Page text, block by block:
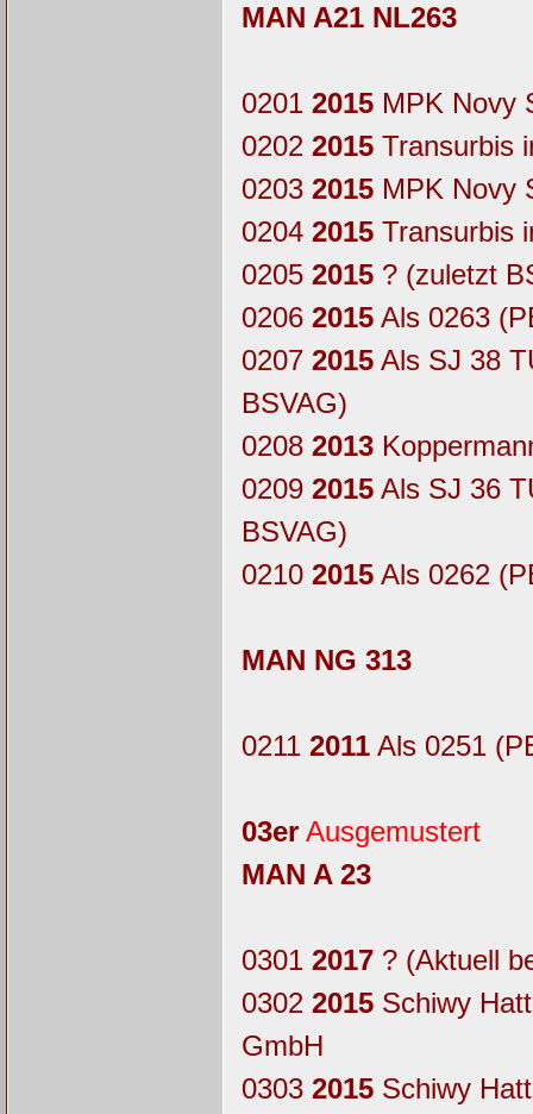
MAN A21 NL263
0201 2015MPK Novy
0202 2015Transurbis
0203 2015MPK Novy
0204 2015Transurbis
0205 2015? (zuletzt
0206 2015Als 0263
0207 2015Als SJ 38
BSVAG)
0208 2013
0209 2015Als SJ 36
BSVAG)
0210 2015Als 0262
MAN NG 313
0211 2011Als 0251
03er Ausgemustert
MAN A 23
0301 2017? (Aktuell
0302 2015Schiwy
GmbH
0303 2015Schiwy